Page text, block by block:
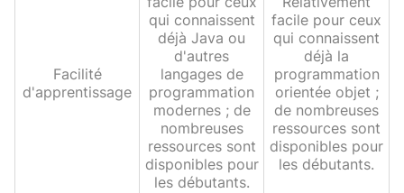
Facilité
d'apprentissage
qui connaissent
déjà Java ou
d'autres
langages de
programmation
modernes ; de
nombreuses
ressources sont
disponibles pour
les débutants.
facile pour ceux
qui connaissent
déjà la
programmation
orientée objet ;
de nombreuses
ressources sont
disponibles pour
les débutants.